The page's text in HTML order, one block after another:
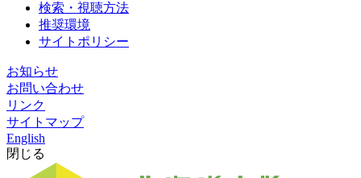
検索・視聴方法
推奨環境
サイトポリシー
お知らせ
お問い合わせ
リンク
サイトマップ
English
閉じる